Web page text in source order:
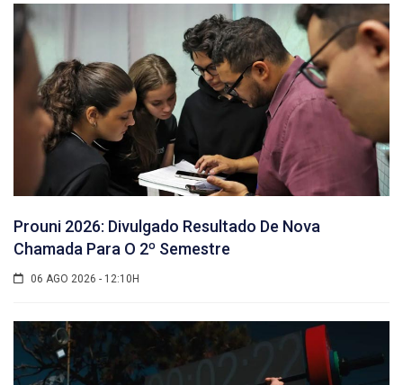
Prouni 2026: Divulgado Resultado De Nova
Chamada Para O 2º Semestre
06 AGO 2026 - 12:10H